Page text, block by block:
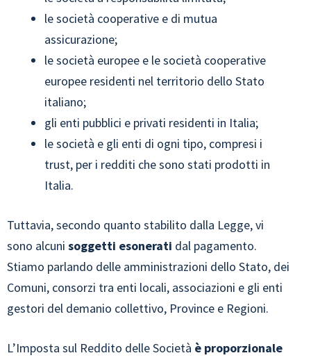
le società cooperative e di mutua
assicurazione;
le società europee e le società cooperative
europee residenti nel territorio dello Stato
italiano;
gli enti pubblici e privati residenti in Italia;
le società e gli enti di ogni tipo, compresi i
trust, per i redditi che sono stati prodotti in
Italia.
Tuttavia, secondo quanto stabilito dalla Legge, vi
sono alcuni soggetti esonerati dal pagamento.
Stiamo parlando delle amministrazioni dello Stato, dei
Comuni, consorzi tra enti locali, associazioni e gli enti
gestori del demanio collettivo, Province e Regioni.
L’Imposta sul Reddito delle Società è proporzionale